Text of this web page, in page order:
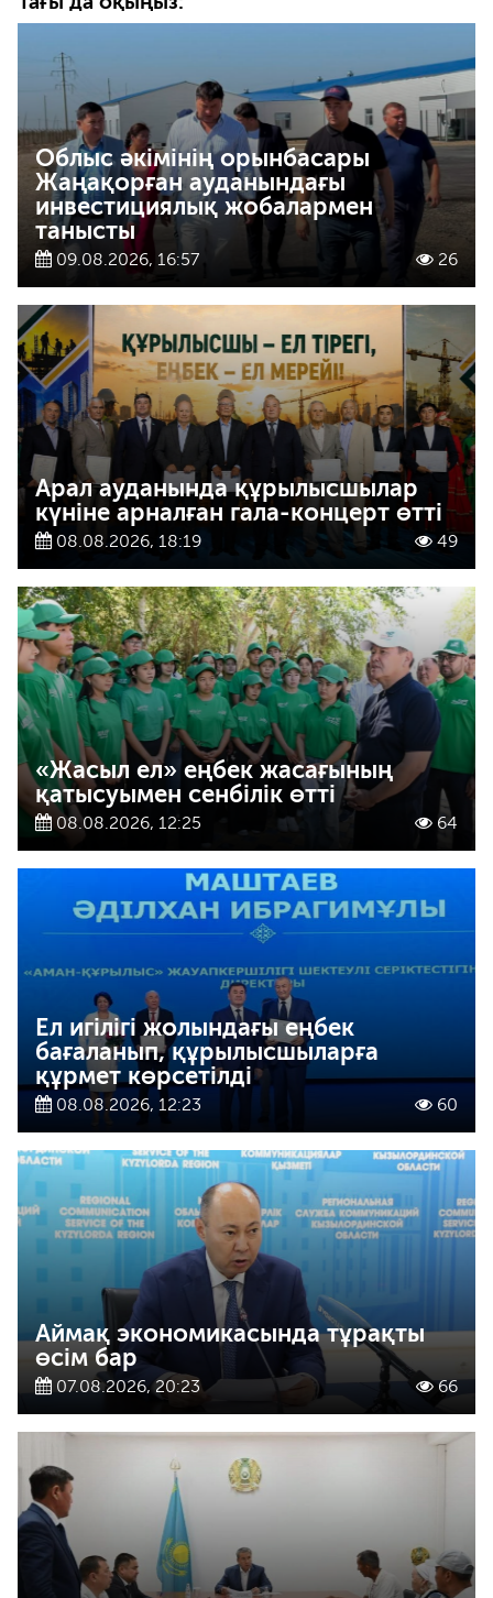
Облыс әкімінің орынбасары
Жаңақорған ауданындағы
инвестициялық жобалармен
танысты
09.08.2026, 16:57 26
Арал ауданында құрылысшылар
күніне арналған гала-концерт өтті
08.08.2026, 18:19 49
«Жасыл ел» еңбек жасағының
қатысуымен сенбілік өтті
08.08.2026, 12:25 64
Ел игілігі жолындағы еңбек
бағаланып, құрылысшыларға
құрмет көрсетілді
08.08.2026, 12:23 60
Аймақ экономикасында тұрақты
өсім бар
07.08.2026, 20:23 66